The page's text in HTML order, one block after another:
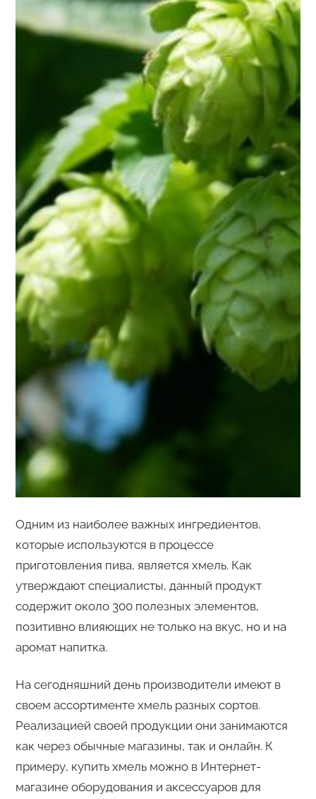
Одним из наиболее важных ингредиентов,
которые используются в процессе
приготовления пива, является хмель. Как
утверждают специалисты, данный продукт
содержит около 300 полезных элементов,
позитивно влияющих не только на вкус, но и на
аромат напитка.
На сегодняшний день производители имеют в
своем ассортименте хмель разных сортов.
Реализацией своей продукции они занимаются
как через обычные магазины, так и онлайн. К
примеру, купить хмель можно в Интернет-
магазине оборудования и аксессуаров для